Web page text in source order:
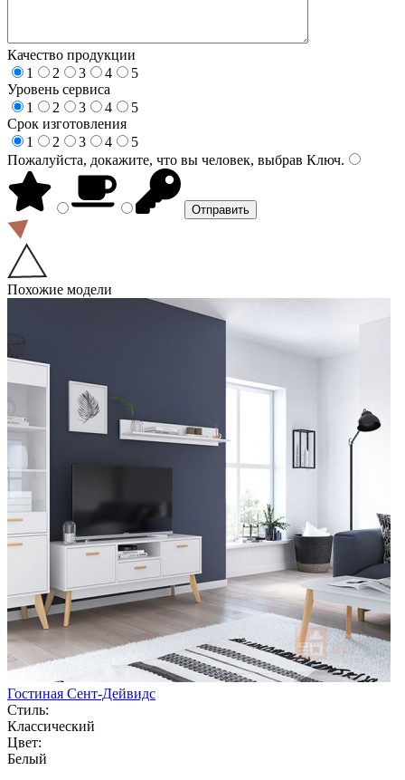
Качество продукции
1
2 3 4
5
Уровень сервиса
1
2 3 4
5
Срок изготовления
1
2 3 4
5
Пожалуйста, докажите, что вы человек, выбрав Ключ.
Похожие модели
Гостиная Сент-Дейвидс
Стиль:
Классический
Цвет:
Белый